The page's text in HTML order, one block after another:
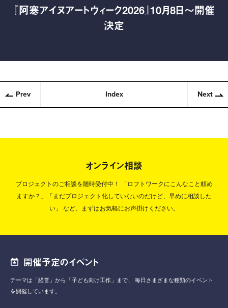
『阿寒アイヌアートウィーク2026』10月8日〜開催
決定
Prev Index Next
オンライン相談
プロジェクトのご相談を随時受付中！
「ロフトワークにこんなこと頼め
ますか？」「まだプロジェクト化していないのだけど、早めに相談した
い」
など、まずはお気軽にお声掛けください。
開催予定のイベント
テーマは「経営」から「子ども向け工作」まで、
毎日さまざまな種類のイベント
を開催しています。